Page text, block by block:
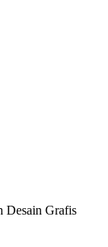
Desain Grafis